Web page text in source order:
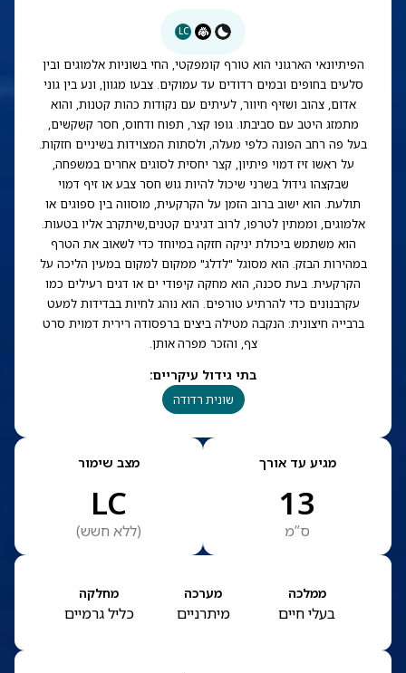
LC
הפיתיונאי הארגוני הוא טורף קומפקטי, החי בשוניות אלמוגים ובין
סלעים בחופים ובמים רדודים עד עמוקים. צבעו מגוון, ונע בין גוני
אדום, צהוב ושזיף חיוור, לעיתים עם נקודות כהות קטנות, והוא
מתמזג היטב עם סביבתו. גופו קצר, תפוח ודחוס, חסר קשקשים,
בעל פה רחב הפונה כלפי מעלה, ולסתות המצוידות בשיניים חזקות.
על ראשו זיז דמוי פיתיון, קצר יחסית לסוגים אחרים במשפחה,
שבקצהו גידול בשרני שיכול להיות גוש חסר צבע או זיף דמוי
תולעת. הוא ישוב ברוב הזמן על הקרקעית, מוסווה בין ספוגים או
אלמוגים, וממתין לטרפו, לרוב דגיגים קטנים,שיתקרב אליו בטעות.
הוא משתמש ביכולת יניקה חזקה במיוחד כדי לשאוב את הטרף
במהירות הבזק. הוא מסוגל "לדלג" ממקום למקום במעין הליכה על
הקרקעית. בעת סכנה, הוא מחקה קיפודי ים או דגים רעילים כמו
עקרבנונים כדי להרתיע טורפים. הוא נוהג לחיות בבדידות למעט
ברבייה חיצונית: הנקבה מטילה ביצים ברפסודה רירית דמוית סרט
צף, והזכר מפרה אותן.
בתי גידול עיקריים:
שונית רדודה
מגיע עד אורך
13
ס”מ
מצב שימור
LC
(ללא חשש)
ממלכה
בעלי חיים
מערכה
מיתרניים
מחלקה
כליל גרמיים